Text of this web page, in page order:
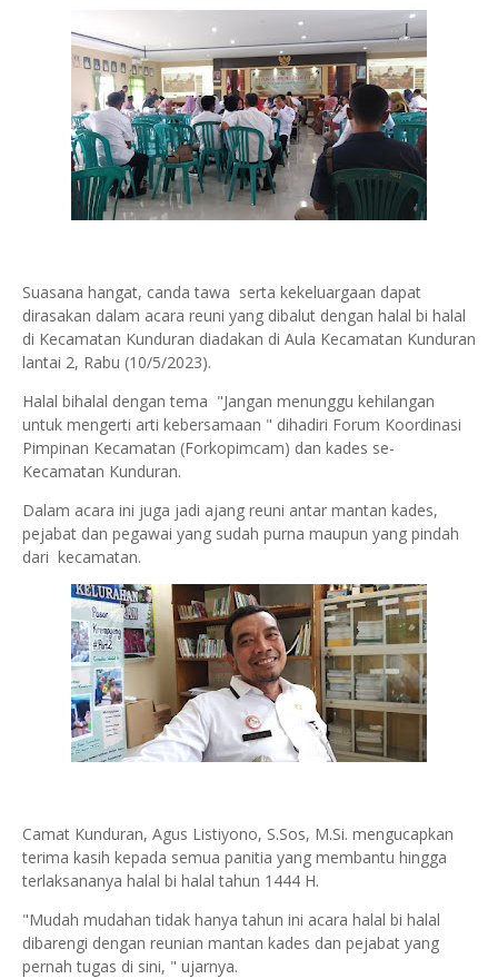
Suasana hangat, canda tawa serta kekeluargaan dapat
dirasakan dalam acara reuni yang dibalut dengan halal bi halal
di Kecamatan Kunduran diadakan di Aula Kecamatan Kunduran
lantai 2, Rabu (10/5/2023).
Halal bihalal dengan tema "Jangan menunggu kehilangan
untuk mengerti arti kebersamaan " dihadiri Forum Koordinasi
Pimpinan Kecamatan (Forkopimcam) dan kades se-
Kecamatan Kunduran.
Dalam acara ini juga jadi ajang reuni antar mantan kades,
pejabat dan pegawai yang sudah purna maupun yang pindah
dari kecamatan.
Camat Kunduran, Agus Listiyono, S.Sos, M.Si. mengucapkan
terima kasih kepada semua panitia yang membantu hingga
terlaksananya halal bi halal tahun 1444 H.
"Mudah mudahan tidak hanya tahun ini acara halal bi halal
dibarengi dengan reunian mantan kades dan pejabat yang
pernah tugas di sini, " ujarnya.